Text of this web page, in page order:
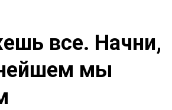
все. Начни,
мы